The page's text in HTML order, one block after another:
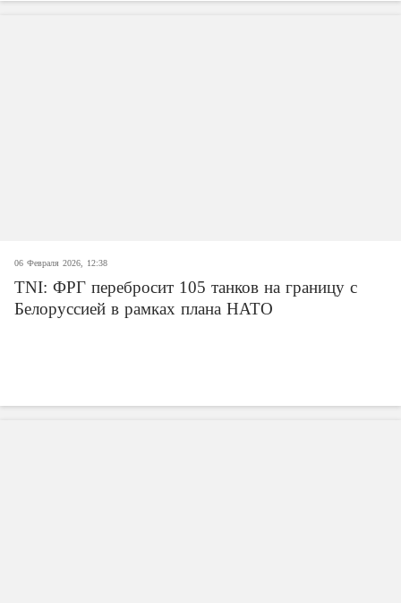
06 Февраля 2026, 12:38
TNI: ФРГ перебросит 105 танков на границу с
Белоруссией в рамках плана НАТО